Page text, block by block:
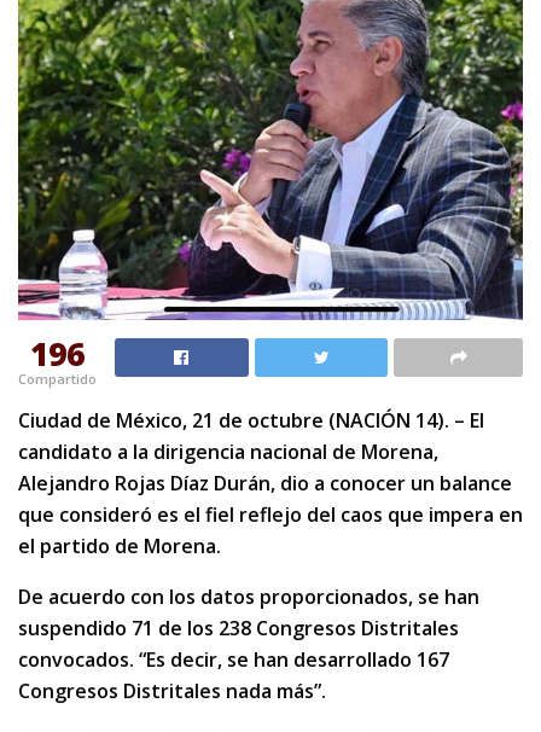
196
Compartido
Ciudad de México, 21 de octubre (NACIÓN 14). – El
candidato a la dirigencia nacional de Morena,
Alejandro Rojas Díaz Durán, dio a conocer un balance
que consideró es el fiel reflejo del caos que impera en
el partido de Morena.
De acuerdo con los datos proporcionados, se han
suspendido 71 de los 238 Congresos Distritales
convocados. “Es decir, se han desarrollado 167
Congresos Distritales nada más”.